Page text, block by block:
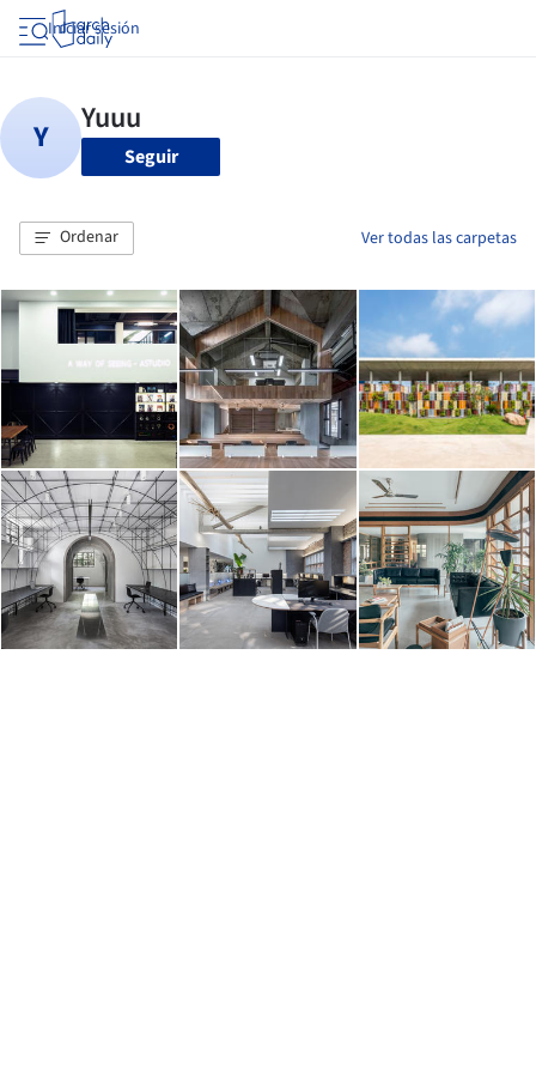
Iniciar sesión
Seguir
Ordenar Ver todas las carpetas